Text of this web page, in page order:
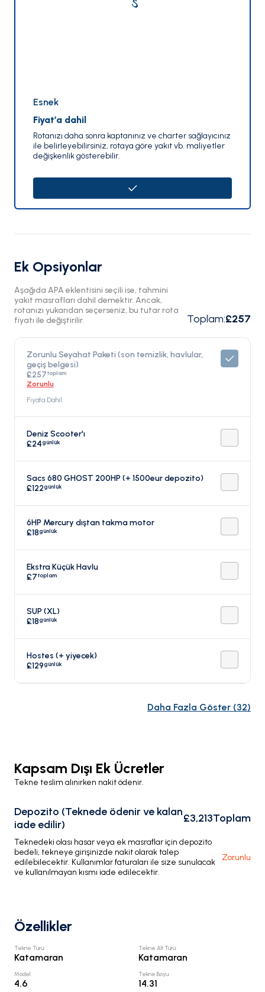
Esnek
Fiyat’a dahil
Rotanızı daha sonra kaptanınız ve charter sağlayıcınız
ile belirleyebilirsiniz, rotaya göre yakıt vb. maliyetler
değişkenlik gösterebilir.
Ek Opsiyonlar
Aşağıda APA eklentisini seçili ise, tahmini
yakıt masrafları dahil demektir. Ancak,
rotanızı yukarıdan seçerseniz, bu tutar rota
fiyatı ile değiştirilir.
Toplam:£257
Zorunlu Seyahat Paketi (son temizlik, havlular,
geçiş belgesi)
£257toplam
Zorunlu
Fiyata Dahil
Deniz Scooter'ı
£24günlük
Sacs 680 GHOST 200HP (+ 1500eur depozito)
£122günlük
6HP Mercury dıştan takma motor
£18günlük
Ekstra Küçük Havlu
£7toplam
SUP (XL)
£18günlük
Hostes (+ yiyecek)
£129günlük
Daha Fazla Göster (32)
Kapsam Dışı Ek Ücretler
Tekne teslim alınırken nakit ödenir.
Depozito (Teknede ödenir ve kalan
iade edilir)
£3,213Toplam
Teknedeki olası hasar veya ek masraflar için depozito
bedeli, tekneye girişinizde nakit olarak talep
edilebilecektir. Kullanımlar faturaları ile size sunulacak
ve kullanılmayan kısmı iade edilecektir.
Zorunlu
Özellikler
Tekne Türü:
Katamaran
Tekne Alt Türü:
Katamaran
Model:
4.6
Tekne Boyu:
14.31